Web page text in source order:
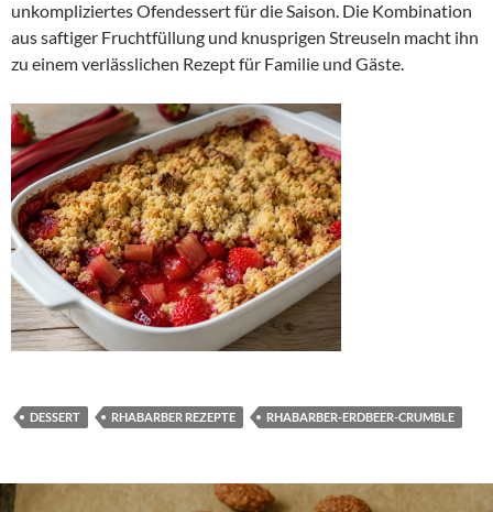
unkompliziertes Ofendessert für die Saison. Die Kombination
aus saftiger Fruchtfüllung und knusprigen Streuseln macht ihn
zu einem verlässlichen Rezept für Familie und Gäste.
DESSERT RHABARBER REZEPTE RHABARBER-ERDBEER-CRUMBLE